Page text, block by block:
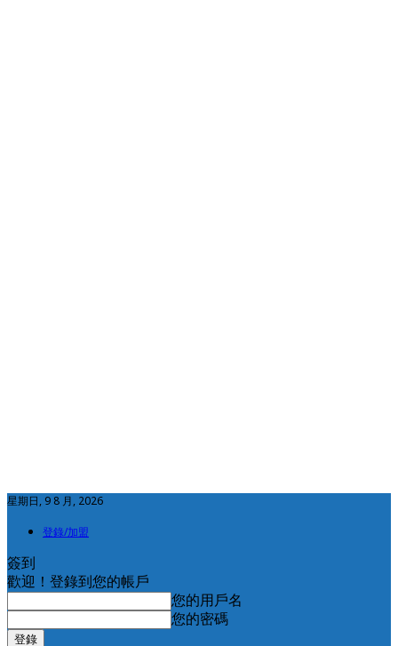
星期日, 9 8 月, 2026
登錄/加盟
簽到
歡迎！登錄到您的帳戶
您的用戶名
您的密碼